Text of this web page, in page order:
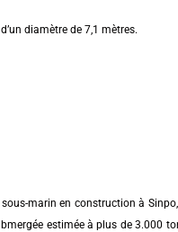
diamètre de 7,1 mètres.
marin en construction à
estimée à plus de 3.000